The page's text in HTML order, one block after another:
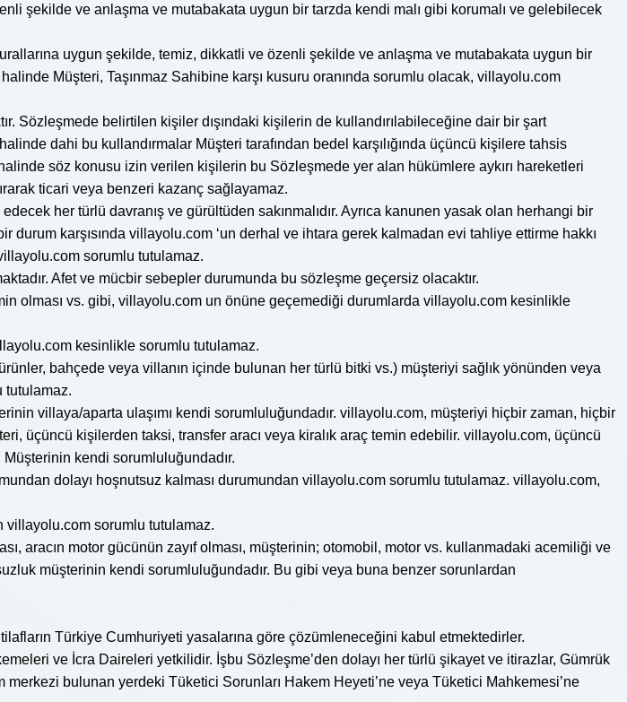
şekilde ve anlaşma ve mutabakata uygun bir tarzda kendi malı gibi korumalı ve gelebilecek
uygun şekilde, temiz, dikkatli ve özenli şekilde ve anlaşma ve mutabakata uygun bir
Müşteri, Taşınmaz Sahibine karşı kusuru oranında sorumlu olacak, villayolu.com
Sözleşmede belirtilen kişiler dışındaki kişilerin de kullandırılabileceğine dair bir şart
dahi bu kullandırmalar Müşteri tarafından bedel karşılığında üçüncü kişilere tahsis
söz konusu izin verilen kişilerin bu Sözleşmede yer alan hükümlere aykırı hareketleri
ticari veya benzeri kazanç sağlayamaz.
her türlü davranış ve gürültüden sakınmalıdır. Ayrıca kanunen yasak olan herhangi bir
durum karşısında villayolu.com ‘un derhal ve ihtara gerek kalmadan evi tahliye ettirme hakkı
sorumlu tutulamaz.
Afet ve mücbir sebepler durumunda bu sözleşme geçersiz olacaktır.
olması vs. gibi, villayolu.com un önüne geçemediği durumlarda villayolu.com kesinlikle
kesinlikle sorumlu tutulamaz.
bahçede veya villanın içinde bulunan her türlü bitki vs.) müşteriyi sağlık yönünden veya
tutulamaz.
villaya/aparta ulaşımı kendi sorumluluğundadır. villayolu.com, müşteriyi hiçbir zaman, hiçbir
üçüncü kişilerden taksi, transfer aracı veya kiralık araç temin edebilir. villayolu.com, üçüncü
kendi sorumluluğundadır.
dolayı hoşnutsuz kalması durumundan villayolu.com sorumlu tutulamaz. villayolu.com,
villayolu.com sorumlu tutulamaz.
aracın motor gücünün zayıf olması, müşterinin; otomobil, motor vs. kullanmadaki acemiliği ve
müşterinin kendi sorumluluğundadır. Bu gibi veya buna benzer sorunlardan
Türkiye Cumhuriyeti yasalarına göre çözümleneceğini kabul etmektedirler.
ve İcra Daireleri yetkilidir. İşbu Sözleşme’den dolayı her türlü şikayet ve itirazlar, Gümrük
merkezi bulunan yerdeki Tüketici Sorunları Hakem Heyeti’ne veya Tüketici Mahkemesi’ne